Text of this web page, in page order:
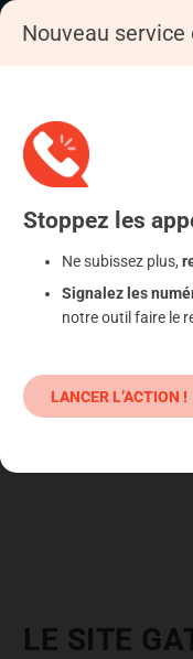
LE SITE
Nouveau service
Stoppez les
Ne subissez plus,
Signalez les
notre outil faire le
LANCER L’ACTION !